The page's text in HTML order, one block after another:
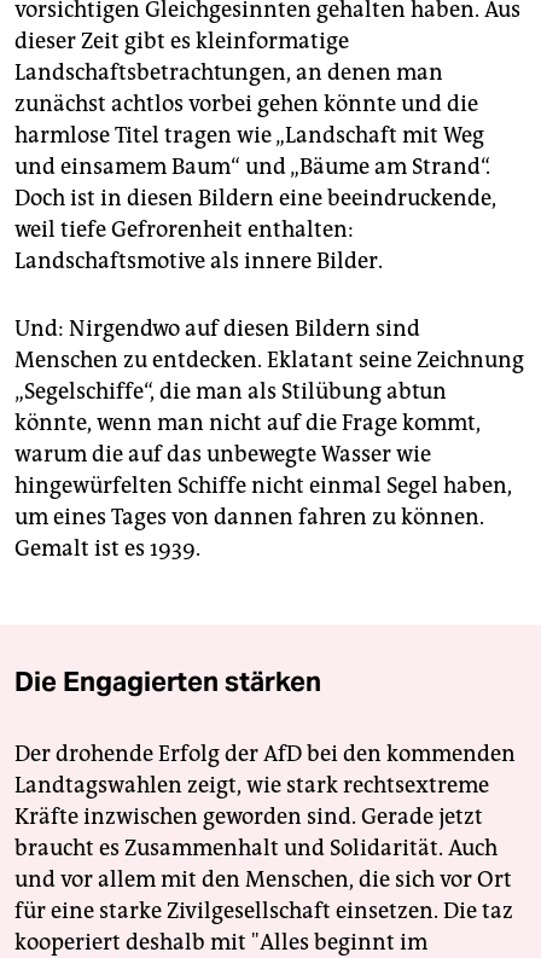
vorsichtigen Gleichgesinnten gehalten haben. Aus
dieser Zeit gibt es kleinformatige
Landschaftsbetrachtungen, an denen man
zunächst achtlos vorbei gehen könnte und die
harmlose Titel tragen wie „Landschaft mit Weg
und einsamem Baum“ und „Bäume am Strand“.
Doch ist in diesen Bildern eine beeindruckende,
weil tiefe Gefrorenheit enthalten:
Landschaftsmotive als innere Bilder.
Und: Nirgendwo auf diesen Bildern sind
Menschen zu entdecken. Eklatant seine Zeichnung
„Segelschiffe“, die man als Stilübung abtun
könnte, wenn man nicht auf die Frage kommt,
warum die auf das unbewegte Wasser wie
hingewürfelten Schiffe nicht einmal Segel haben,
um eines Tages von dannen fahren zu können.
Gemalt ist es 1939.
Die Engagierten stärken
Der drohende Erfolg der AfD bei den kommenden
Landtagswahlen zeigt, wie stark rechtsextreme
Kräfte inzwischen geworden sind. Gerade jetzt
braucht es Zusammenhalt und Solidarität. Auch
und vor allem mit den Menschen, die sich vor Ort
für eine starke Zivilgesellschaft einsetzen. Die taz
kooperiert deshalb mit "Alles beginnt im